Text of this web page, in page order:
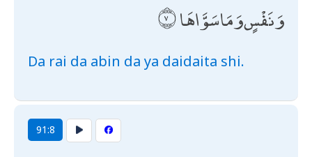
وَنَفْسٍ وَمَا سَوَّاهَا
Da rai da abin da ya daidaita shi.
91:8